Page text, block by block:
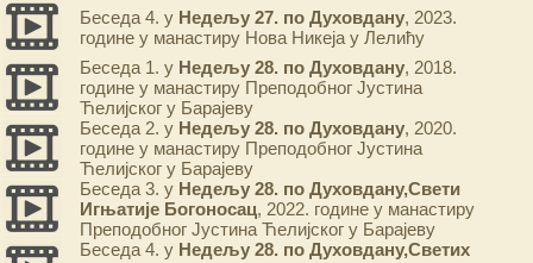
Беседа 4. у Недељу 27. по Духовдану, 2023.
године у манастиру Нова Никеја у Лелићу
Беседа 1. у Недељу 28. по Духовдану, 2018.
године у манастиру Преподобног Јустина
Ћелијског у Барајеву
Беседа 2. у Недељу 28. по Духовдану, 2020.
године у манастиру Преподобног Јустина
Ћелијског у Барајеву
Беседа 3. у Недељу 28. по Духовдану,Свети
Игњатије Богоносац, 2022. године у манастиру
Преподобног Јустина Ћелијског у Барајеву
Беседа 4. у Недељу 28. по Духовдану,Светих